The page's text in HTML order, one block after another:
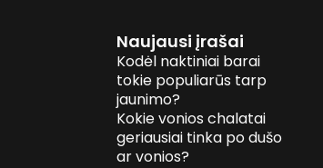
Naujausi įrašai
Kodėl naktiniai barai
tokie populiarūs tarp
jaunimo?
Kokie vonios chalatai
geriausiai tinka po dušo
ar vonios?